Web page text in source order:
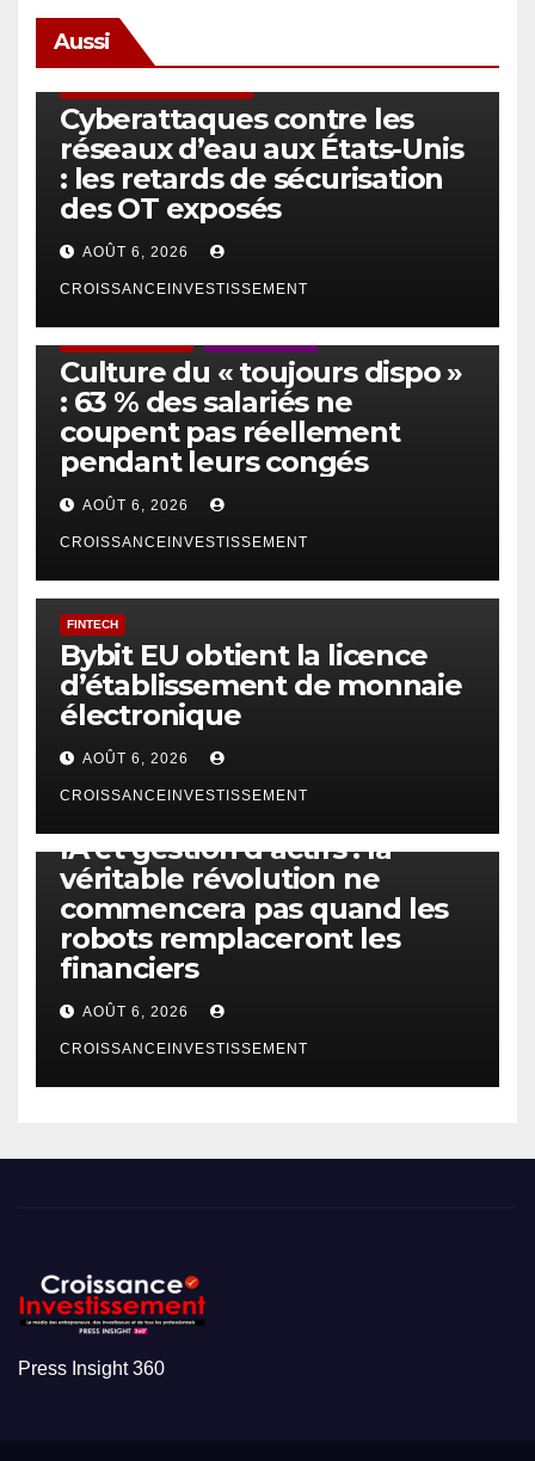
Aussi
Cyberattaques contre les
réseaux d’eau aux États-Unis
: les retards de sécurisation
des OT exposés
AOÛT 6, 2026
CROISSANCEINVESTISSEMENT
Culture du « toujours dispo »
: 63 % des salariés ne
coupent pas réellement
pendant leurs congés
AOÛT 6, 2026
CROISSANCEINVESTISSEMENT
FINTECH
Bybit EU obtient la licence
d’établissement de monnaie
électronique
AOÛT 6, 2026
CROISSANCEINVESTISSEMENT
IA et gestion d’actifs : la
véritable révolution ne
commencera pas quand les
robots remplaceront les
financiers
AOÛT 6, 2026
CROISSANCEINVESTISSEMENT
Press Insight 360